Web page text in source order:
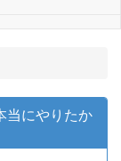
当にやりたか